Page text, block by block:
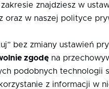
znajdziesz w
oraz w naszej polityce
bez zmiany ustawień
zgodę na
podobnych technologii
z informacji w
18/6/18/ESG+HST6LE+A